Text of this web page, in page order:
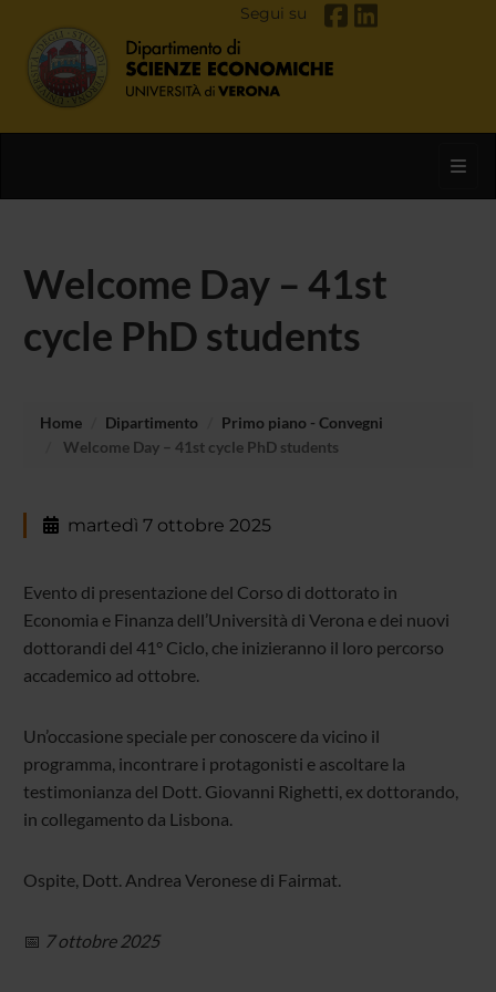
Segui su
Welcome Day – 41st
cycle PhD students
Home Dipartimento
Primo piano - Convegni
Welcome Day – 41st cycle PhD students
martedì 7 ottobre 2025
Evento di presentazione del Corso di dottorato in
Economia e Finanza dell’Università di Verona e dei nuovi
dottorandi del 41° Ciclo, che inizieranno il loro percorso
accademico ad ottobre.
Un’occasione speciale per conoscere da vicino il
programma, incontrare i protagonisti e ascoltare la
testimonianza del Dott. Giovanni Righetti, ex dottorando,
in collegamento da Lisbona.
Ospite, Dott. Andrea Veronese di Fairmat.
📅 7 ottobre 2025